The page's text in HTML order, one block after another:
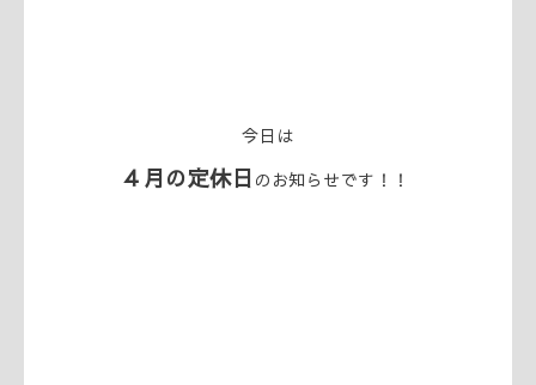
今日は
４月の定休日 のお知らせです！！